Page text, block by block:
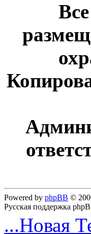
Powered by phpBB ©
Русская поддержка
...Новая